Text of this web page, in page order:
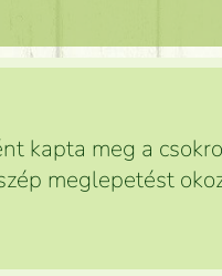
kapta meg a
meglepetést